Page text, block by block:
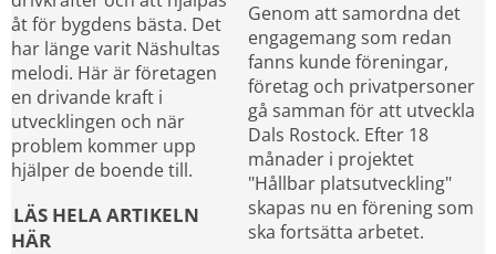
åt för bygdens bästa. Det
har länge varit Näshultas
melodi. Här är företagen
en drivande kraft i
utvecklingen och när
problem kommer upp
hjälper de boende till.
LÄS HELA ARTIKELN
HÄR
Genom att samordna det
engagemang som redan
fanns kunde föreningar,
företag och privatpersoner
gå samman för att utveckla
Dals Rostock. Efter 18
månader i projektet
"Hållbar platsutveckling"
skapas nu en förening som
ska fortsätta arbetet.